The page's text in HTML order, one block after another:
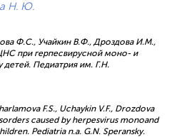
Н. Ю.
Ф.С., Учайкин В.Ф., Дроздова И.М.,
при герпесвирусной моно- и
детей. Педиатрия им. Г.Н.
F.S., Uchaykin V.F., Drozdova
caused by herpesvirus monoand
Pediatria n.a. G.N. Speransky.